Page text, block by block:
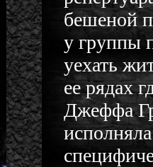
бешеной
у группы
уехать
ее рядах
Джеффа